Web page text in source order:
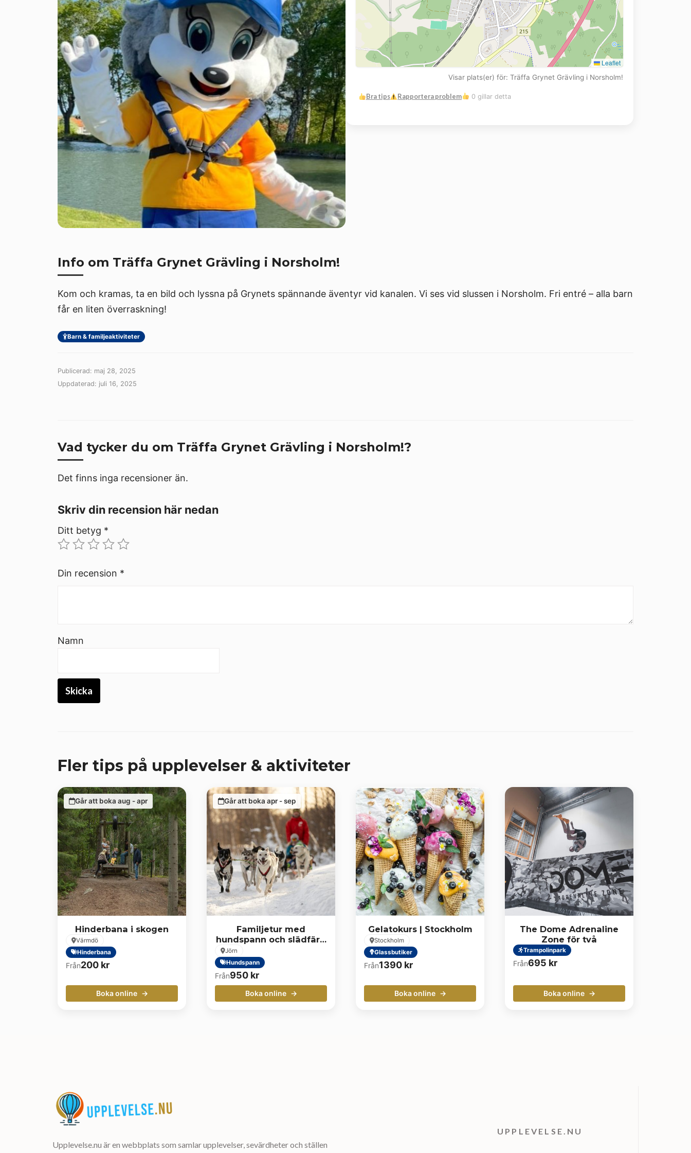
Leaflet
Visar plats(er) för: Träffa Grynet Grävling i Norsholm!
Bra tips Rapportera problem 0 gillar detta
Info om Träffa Grynet Grävling i Norsholm!
Kom och kramas, ta en bild och lyssna på Grynets spännande äventyr vid kanalen. Vi ses vid slussen i Norsholm. Fri entré – alla barn
får en liten överraskning!
Barn & familjeaktiviteter
Publicerad: maj 28, 2025
Uppdaterad: juli 16, 2025
Vad tycker du om Träffa Grynet Grävling i Norsholm!?
Det finns inga recensioner än.
Skriv din recension här nedan
Ditt betyg *
Din recension *
Namn
Fler tips på upplevelser & aktiviteter
Går att boka aug - apr
Hinderbana i skogen
Värmdö
Hinderbana
Från200 kr
Boka online
Går att boka apr - sep
Familjetur med
hundspann och slädfärd
Jörn
Hundspann
Från950 kr
Boka online
Gelatokurs | Stockholm
Stockholm
Glassbutiker
Från1390 kr
Boka online
The Dome Adrenaline
Zone för två
Trampolinpark
Från695 kr
Boka online
Upplevelse.nu är en webbplats som samlar upplevelser, sevärdheter och ställen
UPPLEVELSE.NU